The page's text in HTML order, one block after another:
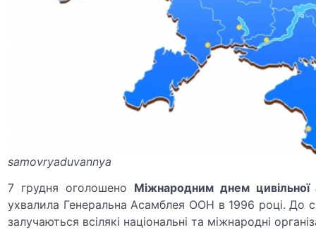
samovryaduvannya
7 грудня оголошено Міжнародним днем цивільної
ухвалила Генеральна Асамблея ООН в 1996 році. До
залучаються всілякі національні та міжнародні